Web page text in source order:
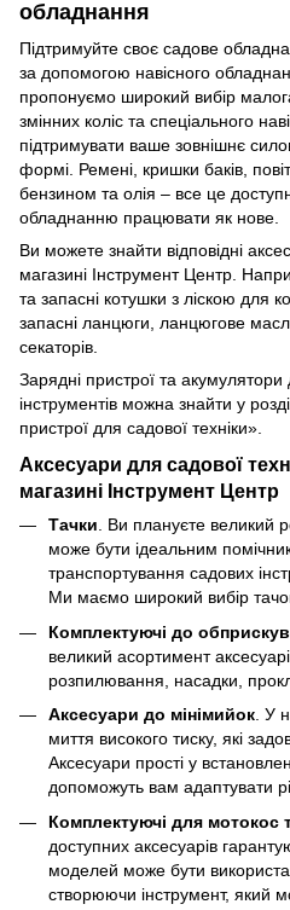
обладнання
Підтримуйте своє садове
за допомогою навісного
пропонуємо широкий вибір
змінних коліс та спеціального
підтримувати ваше зовнішнє
формі. Ремені, кришки баків,
бензином та олія – все це
обладнанню працювати як нове.
Ви можете знайти відповідні
магазині Інструмент Центр.
та запасні котушки з ліскою для
запасні ланцюги, ланцюгове
секаторів.
Зарядні пристрої та
інструментів можна знайти у
пристрої для садової техніки».
Аксесуари для садової
магазині Інструмент Центр
Тачки. Ви плануєте великий
може бути ідеальним
транспортування садових
Ми маємо широкий вибір
Комплектуючі до
великий асортимент
розпилювання, насадки,
Аксесуари до мінімийок . У
миття високого тиску, які
Аксесуари прості у
допоможуть вам адаптувати
Комплектуючі для мотокос
доступних аксесуарів
моделей може бути
створюючи інструмент, який